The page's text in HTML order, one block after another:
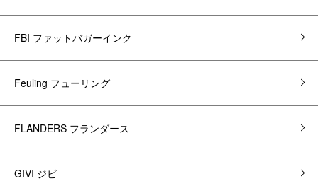
FBI ファットバガーインク
Feuling フューリング
FLANDERS フランダース
GIVI ジビ